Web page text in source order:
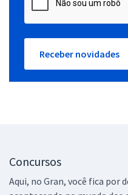
Receber novidades
Concursos
Aqui, no Gran, você fica por